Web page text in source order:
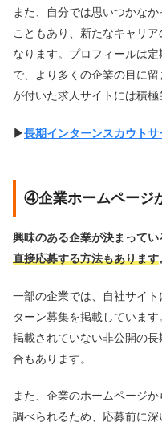
また、自分では思いつかな
こともあり、新たなキャリ
なります。プロフィールは
で、より多くの企業の目に
が付いた求人サイトには積極
▶︎長期インターンスカウトサ
④企業ホームページ
興味のある企業が決まってい
直接応募する方法もあります
一部の企業では、自社サイ
ターン募集を掲載していま
掲載されていない非公開の
合もあります。
また、企業のホームページ
調べられるため、応募前に